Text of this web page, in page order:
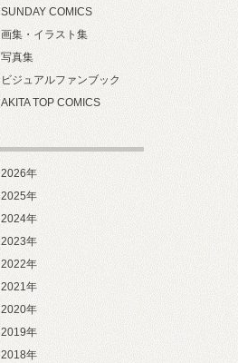
SUNDAY COMICS
画集・イラスト集
写真集
ビジュアルファンブック
AKITA TOP COMICS
2026年
2025年
2024年
2023年
2022年
2021年
2020年
2019年
2018年